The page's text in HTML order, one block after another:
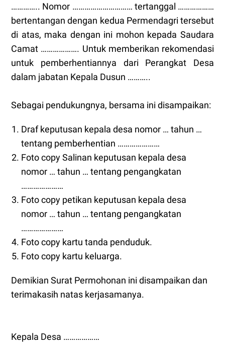
………….. Nomor ………………………… tertanggal ………………
bertentangan dengan kedua Permendagri tersebut
di atas, maka dengan ini mohon kepada Saudara
Camat ………………. Untuk memberikan rekomendasi
untuk pemberhentiannya dari Perangkat Desa
dalam jabatan Kepala Dusun ………..
Sebagai pendukungnya, bersama ini disampaikan:
Draf keputusan kepala desa nomor … tahun …
tentang pemberhentian …………………
Foto copy Salinan keputusan kepala desa
nomor … tahun … tentang pengangkatan
…………………
Foto copy petikan keputusan kepala desa
nomor … tahun … tentang pengangkatan
…………………
Foto copy kartu tanda penduduk.
Foto copy kartu keluarga.
Demikian Surat Permohonan ini disampaikan dan
terimakasih natas kerjasamanya.
Kepala Desa ………………